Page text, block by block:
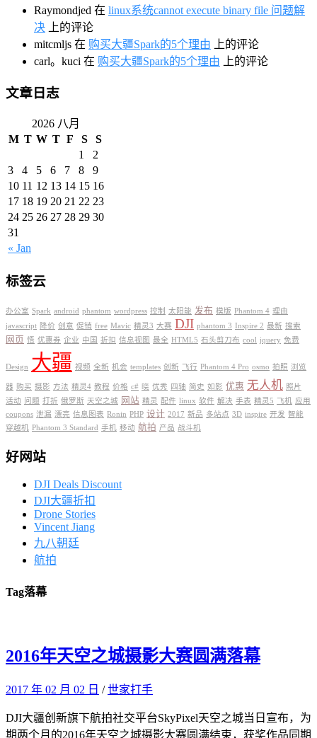
Raymondjed 在 linux系统cannot execute binary file 问题解
决 上的评论
mitcmljs 在 购买大疆Spark的5个理由 上的评论
carl。kuci 在 购买大疆Spark的5个理由 上的评论
文章日志
2026 八月
M T W T F S S
« Jan
1
2
3
4 5 6 7 8
9
10 11 12 13 14 15 16
17 18 19 20 21 22 23
24 25 26 27 28 29 30
31
标签云
办公室 Spark android phantom wordpress 控制 太阳能 发布 模版 Phantom 4 理由
javascript 降价 创意 促销 free Mavic 精灵3 大赛 DJI phantom 3 Inspire 2 最新 搜索
网页 悟 优惠券 企业 中国 折扣 信息视图 最全 HTML5 石头剪刀布 cool jquery 免费
Design 大疆 视频 全新 机会 templates 创新 飞行 Phantom 4 Pro osmo 拍照 浏览
器 购买 摄影 方法 精灵4 教程 价格 c# 晓 优秀 四轴 简史 如影 优惠 无人机 照片
活动 问题 打折 俄罗斯 天空之城 网站 精灵 配件 linux 软件 解决 手表 精灵5 飞机 应用
coupons 泄漏 漂亮 信息图表 Ronin PHP 设计 2017 新品 多站点 3D inspire 开发 智能
穿越机 Phantom 3 Standard 手机 移动 航拍 产品 战斗机
好网站
DJI Deals Discount
DJI大疆折扣
Drone Stories
Vincent Jiang
九八朝廷
航拍
Tag落幕
2016年天空之城摄影大赛圆满落幕
2017 年 02 月 02 日 /世家打手
DJI大疆创新旗下航拍社交平台SkyPixel天空之城当日宣布，为
期两个月的2016年天空之城摄影大赛圆满结束，获奖作品同期